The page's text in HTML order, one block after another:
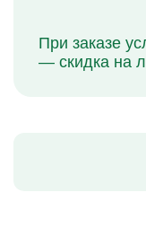
При заказе
— скидка на